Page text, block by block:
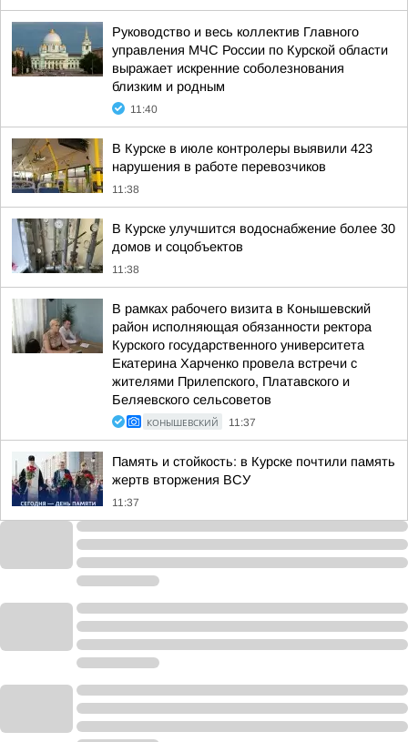
Руководство и весь коллектив Главного
управления МЧС России по Курской области
выражает искренние соболезнования
близким и родным
11:40
В Курске в июле контролеры выявили 423
нарушения в работе перевозчиков
11:38
В Курске улучшится водоснабжение более 30
домов и соцобъектов
11:38
В рамках рабочего визита в Конышевский
район исполняющая обязанности ректора
Курского государственного университета
Екатерина Харченко провела встречи с
жителями Прилепского, Платавского и
Беляевского сельсоветов
КОНЫШЕВСКИЙ 11:37
Память и стойкость: в Курске почтили память
жертв вторжения ВСУ
11:37